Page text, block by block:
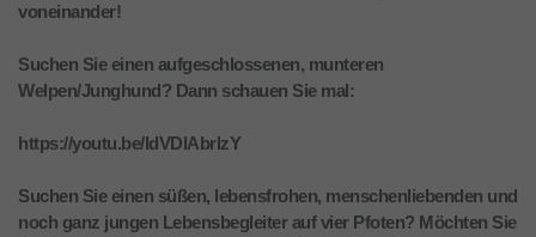
voneinander!
Suchen Sie einen aufgeschlossenen, munteren
Welpen/Junghund? Dann schauen Sie mal:
https://youtu.be/IdVDlAbrlzY
Suchen Sie einen süßen, lebensfrohen, menschenliebenden und
noch ganz jungen Lebensbegleiter auf vier Pfoten? Möchten Sie